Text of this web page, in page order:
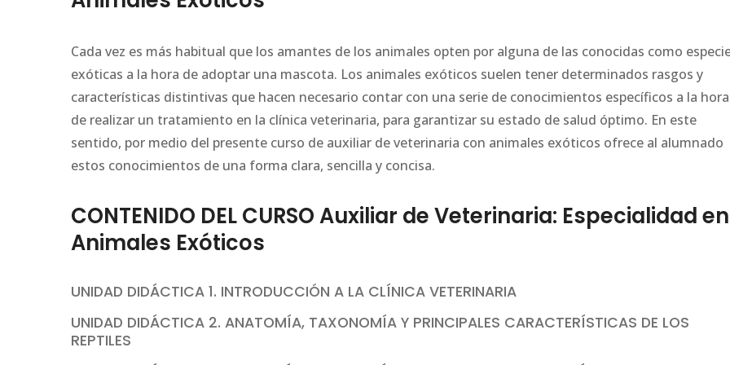
Cada vez es más habitual que los amantes de los animales opten por alguna de las conocidas como
exóticas a la hora de adoptar una mascota. Los animales exóticos suelen tener determinados rasgos y
características distintivas que hacen necesario contar con una serie de conocimientos específicos a la hora
de realizar un tratamiento en la clínica veterinaria, para garantizar su estado de salud óptimo. En este
sentido, por medio del presente curso de auxiliar de veterinaria con animales exóticos ofrece al alumnado
estos conocimientos de una forma clara, sencilla y concisa.
CONTENIDO DEL CURSO Auxiliar de Veterinaria: Especialidad en
Animales Exóticos
UNIDAD DIDÁCTICA 1. INTRODUCCIÓN A LA CLÍNICA VETERINARIA
UNIDAD DIDÁCTICA 2. ANATOMÍA, TAXONOMÍA Y PRINCIPALES CARACTERÍSTICAS DE LOS
REPTILES